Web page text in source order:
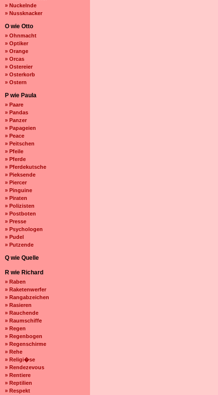
» Nuckelnde
» Nussknacker
O wie Otto
» Ohnmacht
» Optiker
» Orange
» Orcas
» Ostereier
» Osterkorb
» Ostern
P wie Paula
» Paare
» Pandas
» Panzer
» Papageien
» Peace
» Peitschen
» Pfeile
» Pferde
» Pferdekutsche
» Pieksende
» Piercer
» Pinguine
» Piraten
» Polizisten
» Postboten
» Presse
» Psychologen
» Pudel
» Putzende
Q wie Quelle
R wie Richard
» Raben
» Raketenwerfer
» Rangabzeichen
» Rasieren
» Rauchende
» Raumschiffe
» Regen
» Regenbogen
» Regenschirme
» Rehe
» Religi�se
» Rendezevous
» Rentiere
» Reptilien
» Respekt